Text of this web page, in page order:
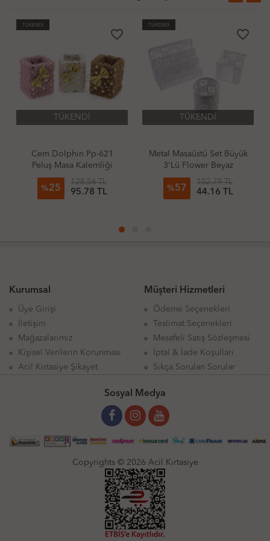
TÜKENDİ
Cem Dolphin Pp-621
Peluş Masa Kalemliği
25
128.56 TL
95.78 TL
TÜKENDİ
Metal Masaüstü Set Büyük
3'Lü Flower Beyaz
57
102.79 TL
44.16 TL
Kurumsal
Üye Girişi
İletişim
Mağazalarımız
Kişisel Verilerin Korunması
Acil Kırtasiye Şikayet
Müşteri Hizmetleri
Ödeme Seçenekleri
Teslimat Seçenekleri
Mesafeli Satış Sözleşmesi
İptal & İade Koşulları
Sıkça Sorulan Sorular
Sosyal Medya
Copyrights © 2026 Acil Kırtasiye